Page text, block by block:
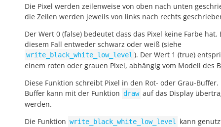
Die Pixel werden zeilenweise von oben nach unten
die Zeilen werden jeweils von links nach rechts
Der Wert 0 (false) bedeutet dass das Pixel keine Farbe hat.
diesem Fall entweder schwarz oder weiß (siehe
write_black_white_low_level ). Der Wert 1 (true)
einem roten oder grauen Pixel, abhängig vom Modell des
Diese Funktion schreibt Pixel in den Rot- oder Grau-Buffer.
Buffer kann mit der Funktion draw auf das Display
werden.
Die Funktion write_black_white_low_level
kann